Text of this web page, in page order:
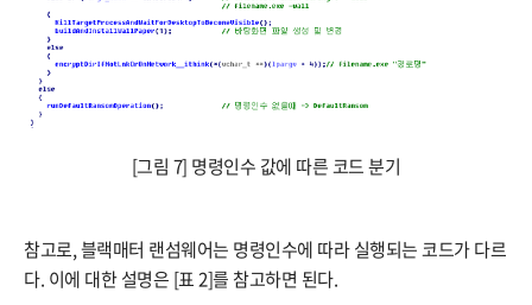
[그림 7] 명령인수 값에 따른 코드 분기
참고로, 블랙매터 랜섬웨어는 명령인수에 따라 실행되는 코드가 다르
다. 이에 대한 설명은 [표 2]를 참고하면 된다.